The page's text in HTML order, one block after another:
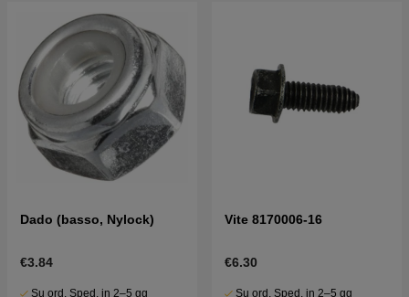
Dado (basso, Nylock)
€3.84
Su ord. Sped. in 2–5 gg
Vite 8170006-16
€6.30
Su ord. Sped. in 2–5 gg